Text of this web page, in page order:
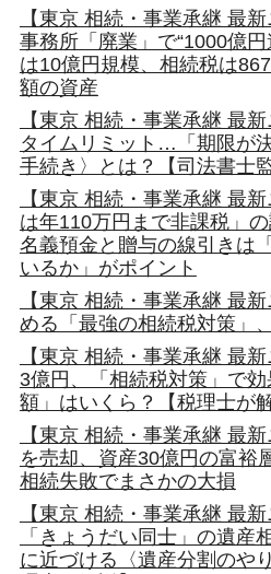
【東京 相続・事業承継 最
事務所「廃業」で“1000億
は10億円規模、相続税は
額の資産
【東京 相続・事業承継 最
タイムリミット…「期限が
手続き〉とは？【司法書士監
【東京 相続・事業承継 最
は年110万円まで非課税」
名義預金と贈与の線引きは
いるか」がポイント
【東京 相続・事業承継 最
める「最強の相続税対策」
【東京 相続・事業承継 最
3億円、「相続税対策」で
額」はいくら？【税理士が解
【東京 相続・事業承継 最
を売却、資産30億円の富裕
相続失敗でまさかの大損
【東京 相続・事業承継 最
「きょうだい同士」の遺
に近づける〈遺産分割のや